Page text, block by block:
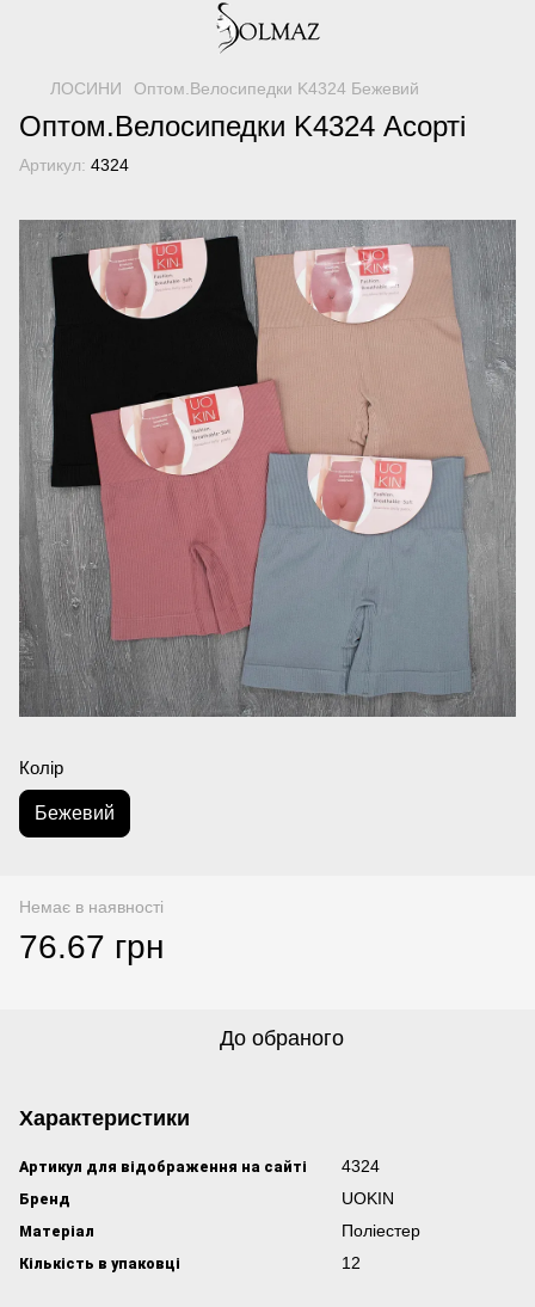
ЛОСИНИ Оптом.Велосипедки K4324 Бежевий
Оптом.Велосипедки K4324 Асорті
Артикул: 4324
Колір
Бежевий
Немає в наявності
76.67 грн
До обраного
Характеристики
Артикул для відображення на сайті 4324
Бренд UOKIN
Матеріал Поліестер
Кількість в упаковці 12